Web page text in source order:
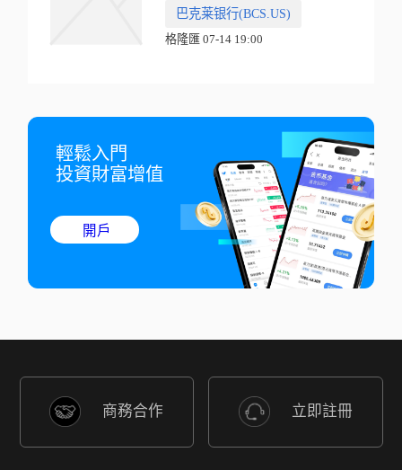
巴克莱银行(BCS.US)
格隆匯 07-14 19:00
輕鬆入門
投資財富增值
開戶
商務合作 立即註冊